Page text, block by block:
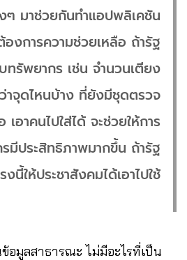
มาช่วยกันทำแอปพลิเคชัน
งการความช่วยเหลือ ถ้ารัฐ
ทรัพยากร เช่น จำนวนเตียง
าจุดไหนบ้าง ที่ยังมีชุดตรวจ
เอาคนไปใส่ได้ จะช่วยให้การ
มีประสิทธิภาพมากขึ้น ถ้ารัฐ
นี้ให้ประชาสังคมได้เอาไปใช้
อมูลสาธารณะ ไม่มีอะไรที่เป็น